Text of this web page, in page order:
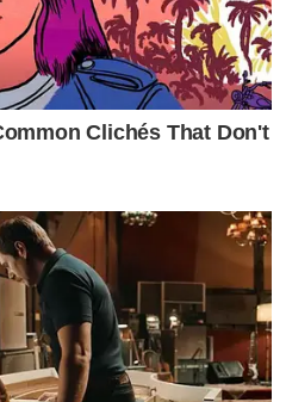
ดัง “ต๋อง ศิษย์ฉ่อย” สูญ
อลเซ็นเตอร์!
Clichés That Don't